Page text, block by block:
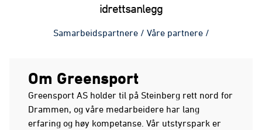
idrettsanlegg
Samarbeidspartnere / Våre partnere /
Om Greensport
Greensport AS holder til på Steinberg rett nord for
Drammen, og våre medarbeidere har lang
erfaring og høy kompetanse. Vår utstyrspark er